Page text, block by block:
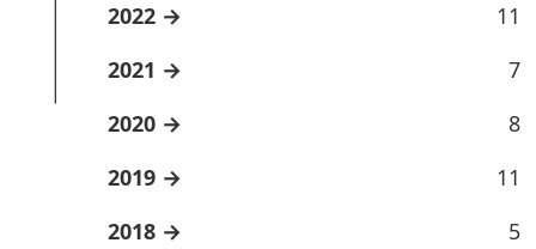
2022
11
2021
7
2020
8
2019
11
2018
5